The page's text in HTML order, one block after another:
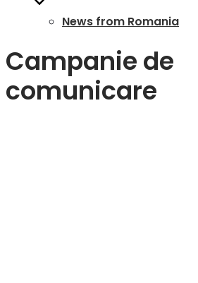
News from Romania
Campanie de
comunicare